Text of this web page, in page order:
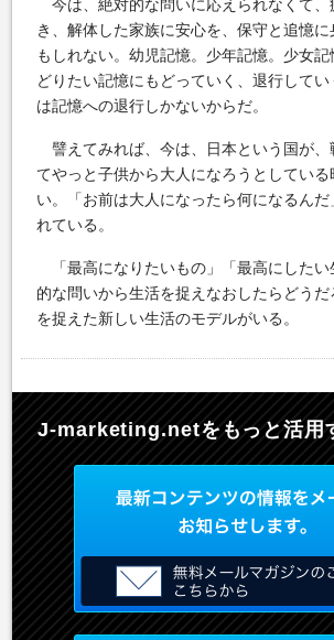
今は、絶対的な問いに応えられなくて、
き、解体した家族に安心を、保守と追憶
もしれない。幼児記憶。少年記憶。少女
どりたい記憶にもどっていく、退行して
は記憶への退行しかないからだ。
譬えてみれば、今は、日本という国が、
てやっと子供から大人になろうとしてい
い。「お前は大人になったら何になるん
れている。
「最高になりたいもの」「最高にしたい
的な問いから生活を捉えなおしたらどう
を捉えた新しい生活のモデルがいる。
J-marketing.netを もっと活